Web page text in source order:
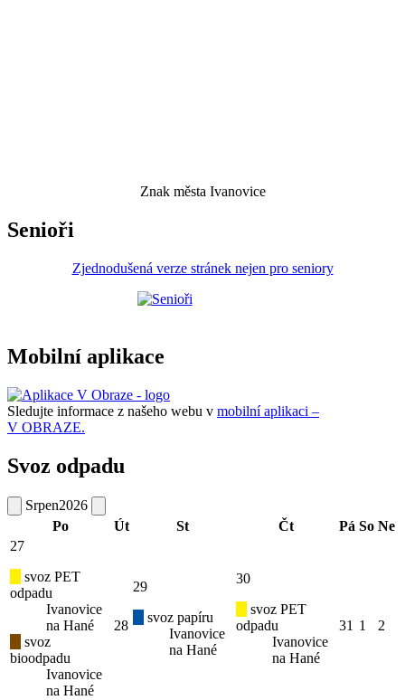
Znak města Ivanovice
Senioři
Zjednodušená verze stránek nejen pro seniory
Mobilní aplikace
Sledujte informace z našeho webu v mobilní aplikaci –
V OBRAZE.
Svoz odpadu
Srpen2026
Po
Út St Čt Pá So Ne
27
svoz PET
odpadu
Ivanovice
na Hané
svoz
bioodpadu
Ivanovice
na Hané
28
29
svoz papíru
Ivanovice
na Hané
30
svoz PET
odpadu
Ivanovice
na Hané
31 1 2